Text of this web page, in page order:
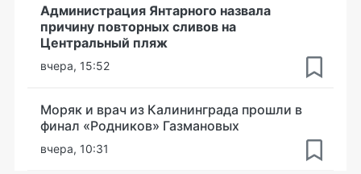
Администрация Янтарного назвала
причину повторных сливов на
Центральный пляж
вчера, 15:52
Моряк и врач из Калининграда прошли в
финал «Родников» Газмановых
вчера, 10:31